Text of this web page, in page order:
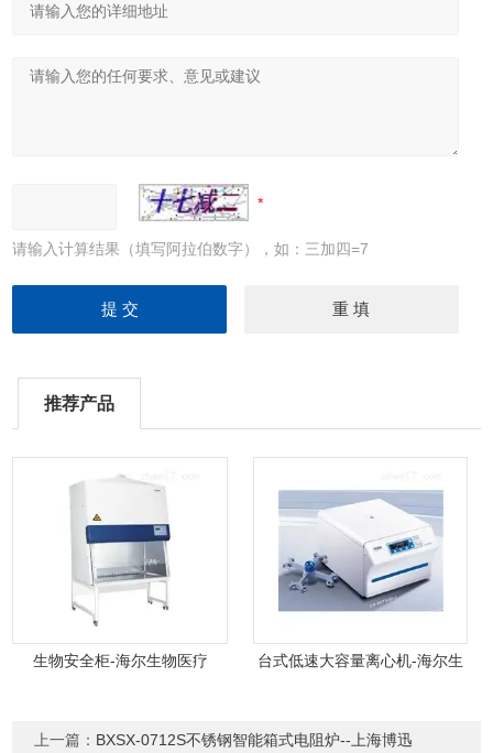
请输入计算结果（填写阿拉伯数字），如：三加四=7
推荐产品
生物安全柜-海尔生物医疗
台式低速大容量离心机-海尔生
上一篇： BXSX-0712S不锈钢智能箱式电阻炉--上海博迅